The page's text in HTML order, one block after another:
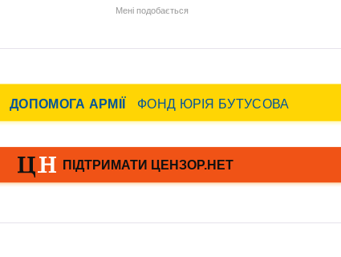
Мені подобається